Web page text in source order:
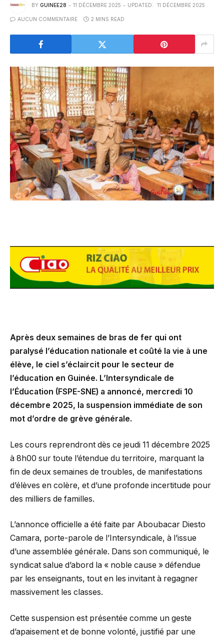
BY GUINEE28 11 DÉCEMBRE 2025 UPDATED: 11 DÉCEMBRE 2025
AUCUN COMMENTAIRE 2 MINS READ
Après deux semaines de bras de fer qui ont
paralysé l’éducation nationale et coûté la vie à une
élève, le ciel s’éclaircit pour le secteur de
l’éducation en Guinée. L’Intersyndicale de
l’Éducation (FSPE-SNE) a annoncé, mercredi 10
décembre 2025, la suspension immédiate de son
mot d’ordre de grève générale.
Les cours reprendront dès ce jeudi 11 décembre 2025
à 8h00 sur toute l’étendue du territoire, marquant la
fin de deux semaines de troubles, de manifestations
d’élèves en colère, et d’une profonde incertitude pour
des milliers de familles.
L’annonce officielle a été faite par Aboubacar Diesto
Camara, porte-parole de l’Intersyndicale, à l’issue
d’une assemblée générale. Dans son communiqué, le
syndicat salue d’abord la « noble cause » défendue
par les enseignants, tout en les invitant à regagner
massivement les classes.
Cette suspension est présentée comme un geste
d’apaisement et de bonne volonté, justifié par une